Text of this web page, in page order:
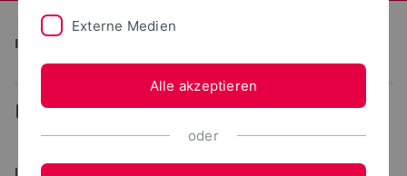
Institute for Design Strategies
... RESET\design\construction
IDS CONFERENCE 2026
Externe Medien
Alle akzeptieren
oder